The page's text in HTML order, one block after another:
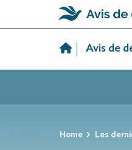
Avis de
Home Les